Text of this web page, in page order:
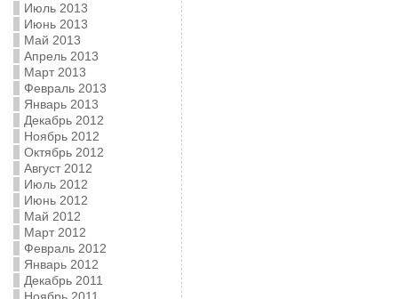
Июль 2013
Июнь 2013
Май 2013
Апрель 2013
Март 2013
Февраль 2013
Январь 2013
Декабрь 2012
Ноябрь 2012
Октябрь 2012
Август 2012
Июль 2012
Июнь 2012
Май 2012
Март 2012
Февраль 2012
Январь 2012
Декабрь 2011